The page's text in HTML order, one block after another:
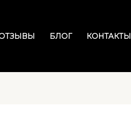
БЛОГ КОНТАКТЫ